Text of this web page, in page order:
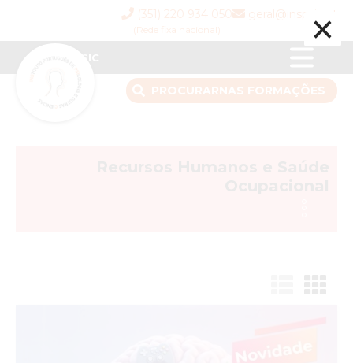
(351) 220 934 050
(Rede fixa nacional)
geral@inspsic.pt
PROCURARNAS FORMAÇÕES
×